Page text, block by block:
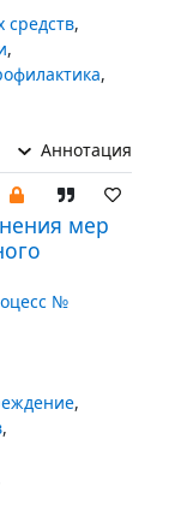
средств,
,
,
Аннотация
мер
№
,
,